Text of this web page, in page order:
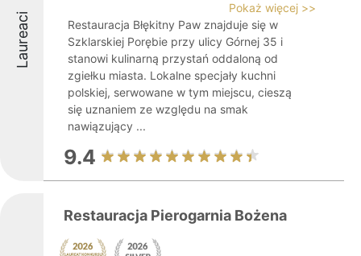
Laureaci
Pokaż więcej >>
Restauracja Błękitny Paw znajduje się w
Szklarskiej Porębie przy ulicy Górnej 35 i
stanowi kulinarną przystań oddaloną od
zgiełku miasta. Lokalne specjały kuchni
polskiej, serwowane w tym miejscu, cieszą
się uznaniem ze względu na smak
nawiązujący ...
9.4
Restauracja Pierogarnia Bożena